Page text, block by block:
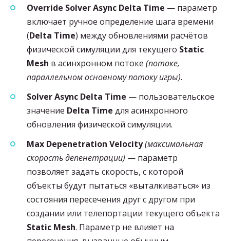
Override Solver Async Delta Time — параметр
включает ручное определение шага времени
(Delta Time) между обновлениями расчётов
физической симуляции для текущего Static
Mesh в асинхронном потоке (потоке,
параллельном основному потоку игры).
Solver Async Delta Time — пользовательское
значение Delta Time для асинхронного
обновления физической симуляции.
Max Depenetration Velocity(максимальная
скорость депенетрации) — параметр
позволяет задать скорость, с которой
объекты будут пытаться «выталкиваться» из
состояния пересечения друг с другом при
создании или телепортации текущего объекта
Static Mesh. Параметр не влияет на